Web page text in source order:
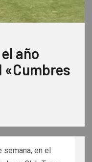
año
«Cumbres
en el